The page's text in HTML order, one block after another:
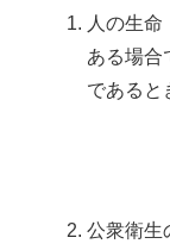
人の生
ある場合
であると
公衆衛生